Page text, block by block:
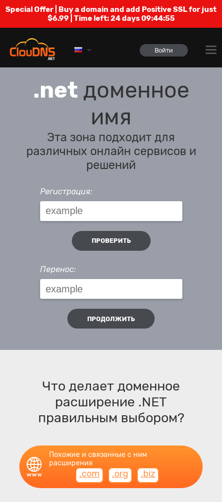
Special Offer | Buy a domain and add Positive SSL for just
$6.99 | Time left:24 days 09:44:55
Войти
.netдоменное
имя
Эта зона подходит для
различных онлайн сервисов и
решений
Регистрация:
ПРОВЕРИТЬ
Перенос:
ПРОДОЛЖИТЬ
Что делает доменное
расширение .NET
правильным выбором?
Похожие и связанные с ним
расширения
.com .org .biz